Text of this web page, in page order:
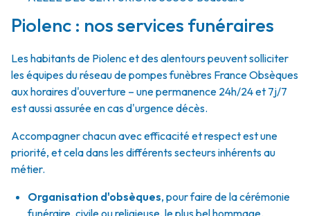
Piolenc : nos services funéraires
Les habitants de Piolenc et des alentours peuvent solliciter
les équipes du réseau de pompes funèbres France Obsèques
aux horaires d'ouverture – une permanence 24h/24 et 7j/7
est aussi assurée en cas d'urgence décès.
Accompagner chacun avec efficacité et respect est une
priorité, et cela dans les différents secteurs inhérents au
métier.
Organisation d'obsèques, pour faire de la cérémonie
funéraire, civile ou religieuse, le plus bel hommage.